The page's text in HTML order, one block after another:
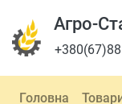
Агро-
Головна